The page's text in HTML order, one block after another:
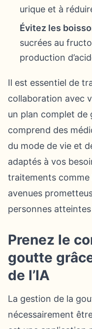
urique et à
Évitez les
sucrées au
production
Il est essentiel de
collaboration avec
un plan complet de
comprend des
du mode de vie et
adaptés à vos
traitements comme
avenues
personnes
Prenez le
goutte
de l’IA
La gestion de la
nécessairement